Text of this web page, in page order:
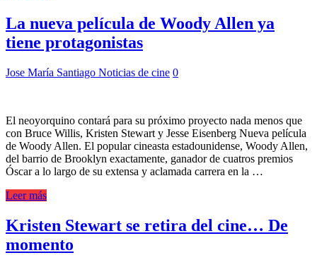
La nueva película de Woody Allen ya
tiene protagonistas
Jose María Santiago Noticias de cine 0
El neoyorquino contará para su próximo proyecto nada menos que
con Bruce Willis, Kristen Stewart y Jesse Eisenberg Nueva película
de Woody Allen. El popular cineasta estadounidense, Woody Allen,
del barrio de Brooklyn exactamente, ganador de cuatros premios
Óscar a lo largo de su extensa y aclamada carrera en la …
Leer más
Kristen Stewart se retira del cine… De
momento